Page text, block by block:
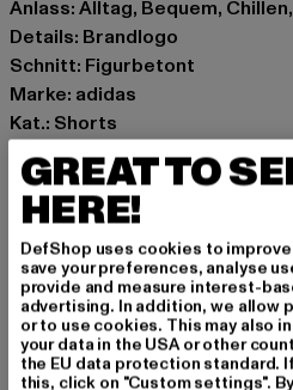
Anlass: Alltag, Bequem,
Details: Brandlogo
Schnitt: Figurbetont
Marke: adidas
Kat.: Shorts
Farbe: braun
Hersteller Farbe: trace brown
Materialzusammensetzung:
Elasthan
Art.Nr: GM6689-06654
Hersteller: Adidas AG |
Adi-Dassler-Straße 1 | 91074
GREAT TO
HERE!
DefShop uses cookies to
save your preferences, analyse
provide and measure interest-
advertising. In addition, we allow
or to use cookies. This may also
your data in the USA or other
the EU data protection standard.
this, click on "Custom settings".